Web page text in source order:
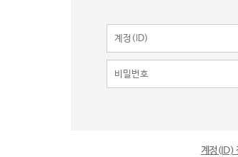
계정(ID)